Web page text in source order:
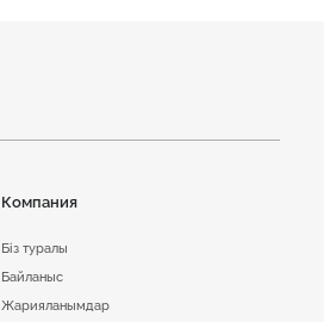
Компания
Біз туралы
Байланыс
Жарияланымдар